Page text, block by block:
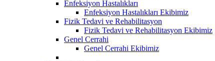
Enfeksiyon Hastalıkları
Enfeksiyon Hastalıkları Ekibimiz
Fizik Tedavi ve Rehabilitasyon
Fizik Tedavi ve Rehabilitasyon Ekibimiz
Genel Cerrahi
Genel Cerrahi Ekibimiz